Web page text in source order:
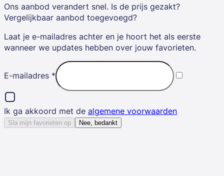
Ons aanbod verandert snel. Is de prijs gezakt?
Vergelijkbaar aanbod toegevoegd?
Laat je e-mailadres achter en je hoort het als eerste
wanneer we updates hebben over jouw favorieten.
E-mailadres *
Ik ga akkoord met de algemene voorwaarden
Sla mijn favorieten op Nee, bedankt